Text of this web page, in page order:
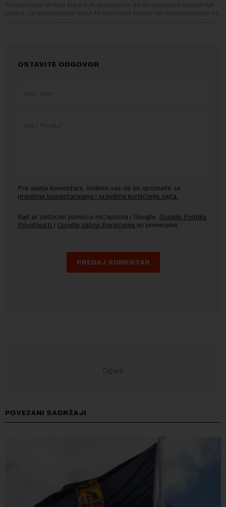
Preuzimanje delova teksta je dozvoljeno, ali uz obavezno navođenje
izvora i uz postavljanje linka ka izvornom tekstu na novaekonomija.rs
OSTAVITE ODGOVOR
Pre slanja komentara, molimo vas da se upoznate sa
pravilima komentarisanja i pravilima korišćenja sajta.
Sajt je zaštićen pomocu reCaptcha i Google. Google Politika
Privatnosti i Google Uslovi Korišćenja su primenjeni.
POVEZANI SADRŽAJI